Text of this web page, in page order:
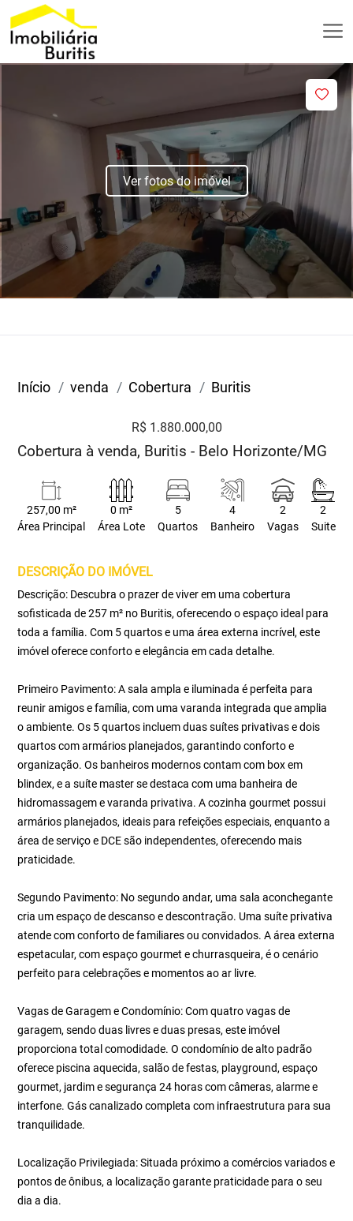
Ver fotos do imóvel
Início venda Cobertura Buritis
R$ 1.880.000,00
Cobertura à venda, Buritis - Belo Horizonte/MG
257,00 m²
Área Principal
0 m²
Área Lote
5
Quartos
4
Banheiro
2
Vagas
2
Suite
DESCRIÇÃO DO IMÓVEL
Descrição: Descubra o prazer de viver em uma cobertura
sofisticada de 257 m² no Buritis, oferecendo o espaço ideal para
toda a família. Com 5 quartos e uma área externa incrível, este
imóvel oferece conforto e elegância em cada detalhe.
Primeiro Pavimento: A sala ampla e iluminada é perfeita para
reunir amigos e família, com uma varanda integrada que amplia
o ambiente. Os 5 quartos incluem duas suítes privativas e dois
quartos com armários planejados, garantindo conforto e
organização. Os banheiros modernos contam com box em
blindex, e a suíte master se destaca com uma banheira de
hidromassagem e varanda privativa. A cozinha gourmet possui
armários planejados, ideais para refeições especiais, enquanto a
área de serviço e DCE são independentes, oferecendo mais
praticidade.
Segundo Pavimento: No segundo andar, uma sala aconchegante
cria um espaço de descanso e descontração. Uma suíte privativa
atende com conforto de familiares ou convidados. A área externa
espetacular, com espaço gourmet e churrasqueira, é o cenário
perfeito para celebrações e momentos ao ar livre.
Vagas de Garagem e Condomínio: Com quatro vagas de
garagem, sendo duas livres e duas presas, este imóvel
proporciona total comodidade. O condomínio de alto padrão
oferece piscina aquecida, salão de festas, playground, espaço
gourmet, jardim e segurança 24 horas com câmeras, alarme e
interfone. Gás canalizado completa com infraestrutura para sua
tranquilidade.
Localização Privilegiada: Situada próximo a comércios variados e
pontos de ônibus, a localização garante praticidade para o seu
dia a dia.